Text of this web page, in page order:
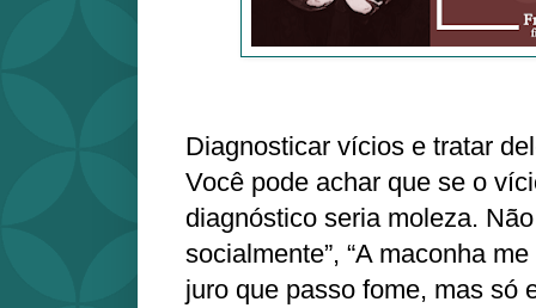
Diagnosticar vícios e tratar
Você pode achar que se o
diagnóstico seria moleza.
socialmente”, “A maconha
juro que passo fome, mas só